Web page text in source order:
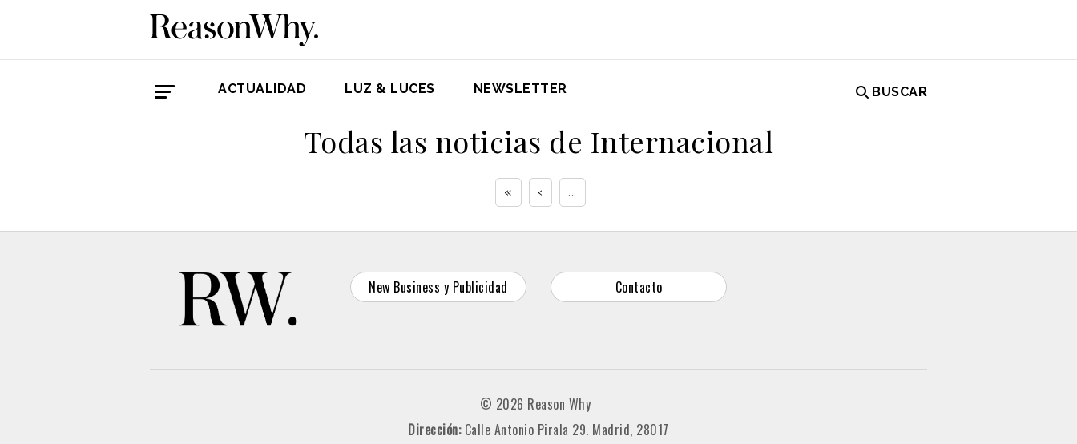
ACTUALIDAD LUZ & LUCES NEWSLETTER BUSCAR
Todas las noticias de Internacional
« ‹ ...
New Business y Publicidad Contacto
© 2026 Reason Why
Dirección: Calle Antonio Pirala 29. Madrid, 28017